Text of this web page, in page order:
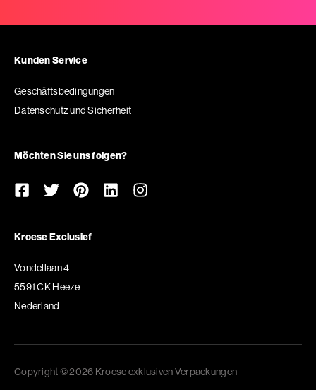
Kunden Service
Geschäftsbedingungen
Datenschutz und Sicherheit
Möchten Sie uns folgen?
Kroese Exclusief
Vondellaan 4
5591 CK Heeze
Nederland
Copyright © 2026 Kroese exklusiven Verpackungen